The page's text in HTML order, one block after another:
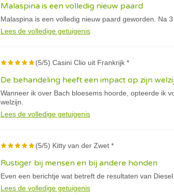
Malaspina is een volledig nieuw paard
Malaspina is een volledig nieuw paard geworden. Na
Lees de volledige getuigenis
(5/5) Casini Clio uit Frankrijk *
De behandeling heeft een impact op zijn
Wanneer ik over Bach bloesems hoorde, opteerde ik
welzijn.
Lees de volledige getuigenis
(5/5) Kitty van der Zwet *
Rustiger bij mensen en bij andere honden
Even een berichtje wat betreft de resultaten van
Lees de volledige getuigenis